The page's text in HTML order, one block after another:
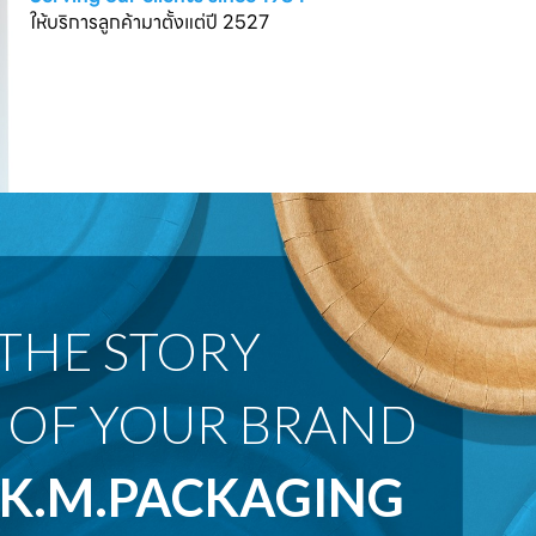
ให้บริการลูกค้ามาตั้งแต่ปี 2527
OF YOUR BRAND